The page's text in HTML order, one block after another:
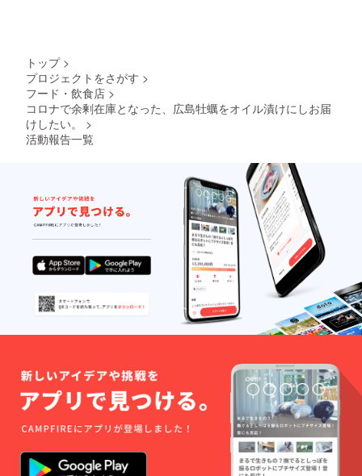
イン
www.se
tonosa
chi.com
/)で使用
でき
る、
「支援
者様限
定 商品
購入金
額10%
割引券
(送付月
より1年
お届け
しま
す。
トップ >
プロジェクトをさがす >
フード・飲食店 >
コロナで余剰在庫となった、広島牡蠣をオイル漬けにしお届
けしたい。
>
活動報告一覧